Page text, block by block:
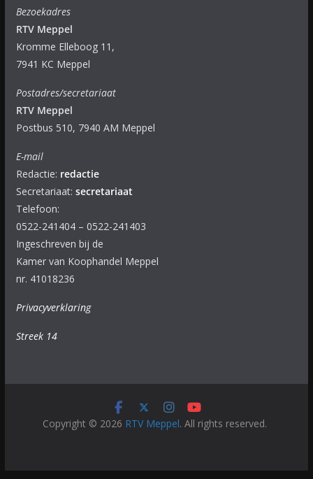
Bezoekadres
RTV Meppel
Kromme Elleboog 11,
7941 KC Meppel
Postadres/secretariaat
RTV Meppel
Postbus 510, 7940 AM Meppel
E-mail
Redactie: redactie
Secretariaat: secretariaat
Telefoon:
0522-241404 – 0522-241403
Ingeschreven bij de
Kamer van Koophandel Meppel
nr. 41018236
Privacyverklaring
Streek 14
Copyright © 2026 RTV Meppel. All rights reserved.